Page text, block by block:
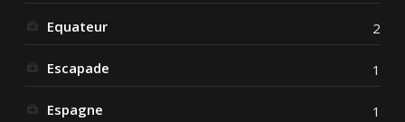
Equateur 2
Escapade 1
Espagne 1